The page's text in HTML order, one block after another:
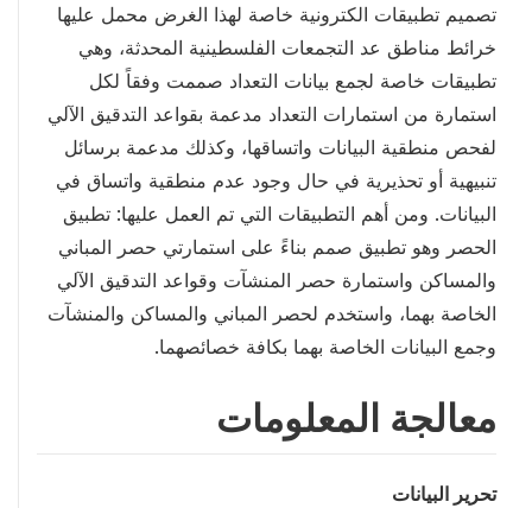
تصميم تطبيقات الكترونية خاصة لهذا الغرض محمل عليها
خرائط مناطق عد التجمعات الفلسطينية المحدثة، وهي
تطبيقات خاصة لجمع بيانات التعداد صممت وفقاً لكل
استمارة من استمارات التعداد مدعمة بقواعد التدقيق الآلي
لفحص منطقية البيانات واتساقها، وكذلك مدعمة برسائل
تنبيهية أو تحذيرية في حال وجود عدم منطقية واتساق في
البيانات. ومن أهم التطبيقات التي تم العمل عليها: تطبيق
الحصر وهو تطبيق صمم بناءً على استمارتي حصر المباني
والمساكن واستمارة حصر المنشآت وقواعد التدقيق الآلي
الخاصة بهما، واستخدم لحصر المباني والمساكن والمنشآت
وجمع البيانات الخاصة بهما بكافة خصائصهما.
معالجة المعلومات
تحرير البيانات